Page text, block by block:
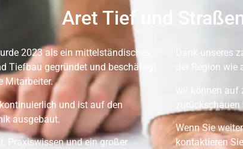
Aret Tief und
2023 als ein mittelständisches
Tiefbau gegründet und beschäftigt
Mitarbeiter.
und ist auf den
ausgebaut.
Praxiswissen und ein großer
Dank unseres
der Region
wir können
Wenn Sie
kontaktieren